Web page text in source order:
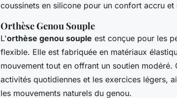
coussinets en silicone pour un confort accru
Orthèse Genou Souple
L'orthèse genou souple est conçue pour les
flexible. Elle est fabriquée en matériaux
mouvement tout en offrant un soutien
activités quotidiennes et les exercices légers,
les mouvements naturels du genou.